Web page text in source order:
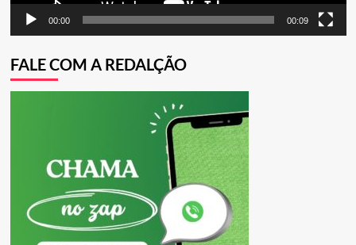
00:00 00:09
FALE COM A REDALÇÃO